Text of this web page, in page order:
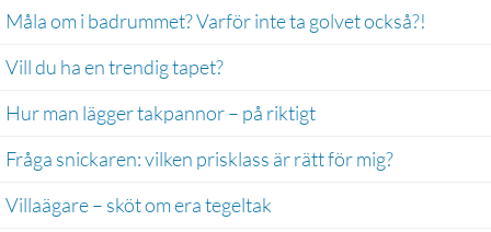
Måla om i badrummet? Varför inte ta golvet också?!
Vill du ha en trendig tapet?
Hur man lägger takpannor – på riktigt
Fråga snickaren: vilken prisklass är rätt för mig?
Villaägare – sköt om era tegeltak